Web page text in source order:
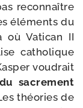
recon­naître
élé­ments du
où Vatican II
catho­lique
vou­drait
sacre­ment
théo­ries de